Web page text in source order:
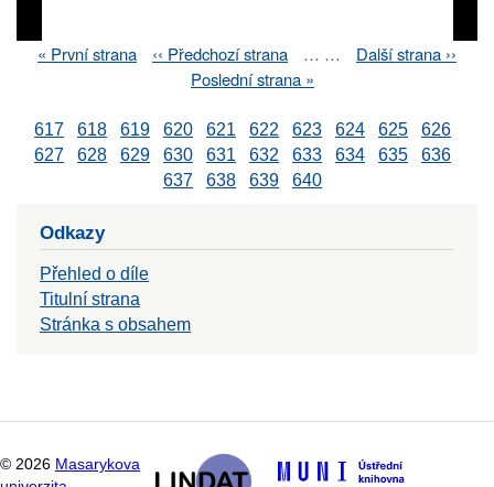
First
« První strana
Previous
‹‹ Předchozí strana … …
Next
Další strana ››
Last
Poslední strana »
617 618 619 620 621 622 623 624 625
626
627
628 629 630 631 632 633 634 635
636
637
638 639 640
Odkazy
Přehled o díle
Titulní strana
Stránka s obsahem
© 2026 Masarykova